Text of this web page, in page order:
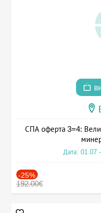
СПА оферта 3=4:
Дата: 01.07
-25%
192.00€